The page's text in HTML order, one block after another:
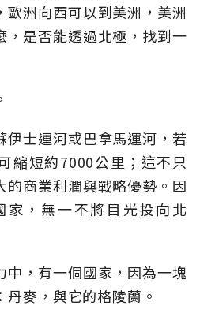
洲向西可以到美洲，美洲
，是否能透過北極，找到一
伊士運河或巴拿馬運河，若
縮短約7000公里；這不只
的商業利潤與戰略優勢。因
家，無一不將目光投向北
中，有一個國家，因為一塊
麥，與它的格陵蘭。